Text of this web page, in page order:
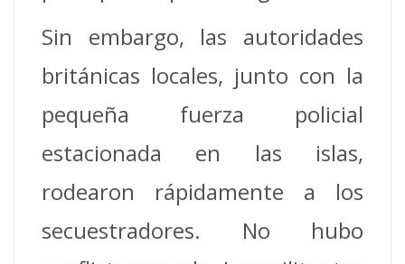
Sin embargo, las autoridades
británicas locales, junto con la
pequeña fuerza policial
estacionada en las islas,
rodearon rápidamente a los
secuestradores. No hubo